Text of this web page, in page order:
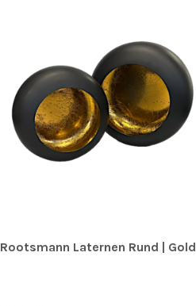
Rootsmann Laternen Rund | Gold